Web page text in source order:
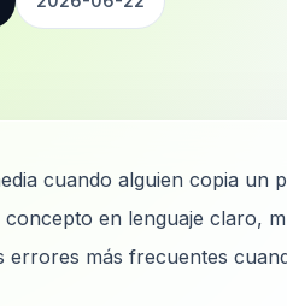
cuando alguien copia un
concepto en lenguaje claro,
errores más frecuentes